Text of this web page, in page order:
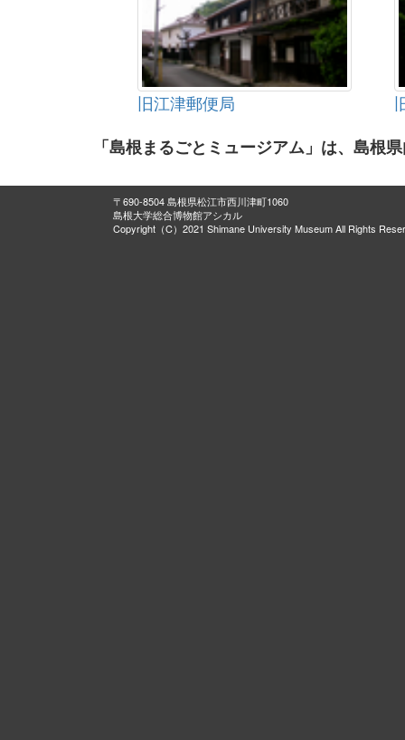
旧江津郵便局
「島根まるごとミュージアム」は、島根
〒690-8504 島根県松江市西川津町1060
島根大学総合博物館アシカル
Copyright（C）2021 Shimane University Museum All Rights